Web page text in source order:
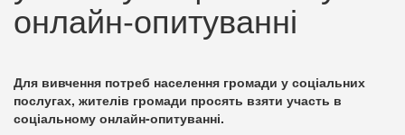
онлайн-опитуванні
Для вивчення потреб населення громади у соціальних
послугах, жителів громади просять взяти участь в
соціальному онлайн-опитуванні.